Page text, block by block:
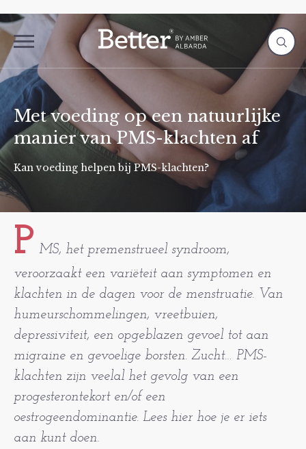
Met voeding op een natuurlijke
manier van PMS-klachten af
Kan voeding helpen bij PMS-klachten?
P MS, het premenstrueel syndroom,
veroorzaakt een variëteit aan symptomen en
klachten in de dagen voor de menstruatie. Van
humeurschommelingen, vreetbuien,
depressiviteit, een opgeblazen gevoel tot aan
migraine en gevoelige borsten. Zucht… PMS-
klachten zijn veelal het gevolg van een
progesterontekort en/of een
oestrogeendominantie. Lees hier hoe je er iets
aan kunt doen.